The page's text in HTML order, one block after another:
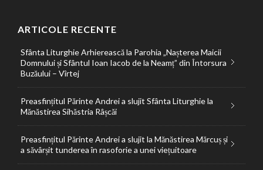
ARTICOLE RECENTE
Sfânta Liturghie Arhierească la Parohia „Nașterea Maicii
Domnului și Sfântul Ioan Iacob de la Neamț” din Întorsura
Buzăului – Vîrtej
Preasfințitul Părinte Andrei a slujit Sfânta Liturghie la
Mănăstirea Sihăstria Râșcăi
Preasfințitul Părinte Andrei a slujit la Mănăstirea Mărcuș și
a săvârșit tunderea în rasoforie a unei viețuitoare